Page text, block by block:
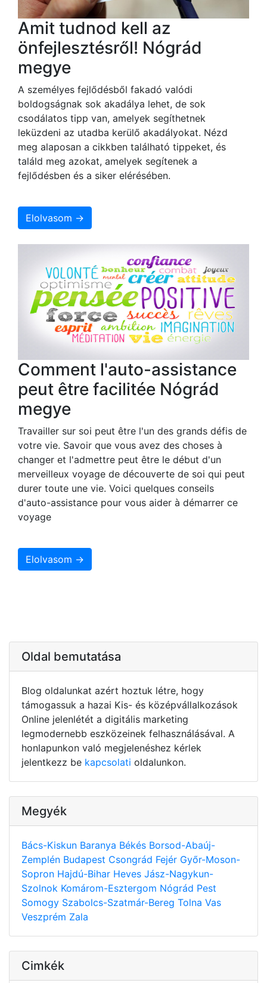
Amit tudnod kell az
önfejlesztésről! Nógrád
megye
A személyes fejlődésből fakadó valódi
boldogságnak sok akadálya lehet, de sok
csodálatos tipp van, amelyek segíthetnek
leküzdeni az utadba kerülő akadályokat. Nézd
meg alaposan a cikkben található tippeket, és
találd meg azokat, amelyek segítenek a
fejlődésben és a siker elérésében.
Elolvasom →
Comment l'auto-assistance
peut être facilitée Nógrád
megye
Travailler sur soi peut être l'un des grands défis de
votre vie. Savoir que vous avez des choses à
changer et l'admettre peut être le début d'un
merveilleux voyage de découverte de soi qui peut
durer toute une vie. Voici quelques conseils
d'auto-assistance pour vous aider à démarrer ce
voyage
Elolvasom →
Oldal bemutatása
Blog oldalunkat azért hoztuk létre, hogy
támogassuk a hazai Kis- és középvállalkozások
Online jelenlétét a digitális marketing
legmodernebb eszközeinek felhasználásával. A
honlapunkon való megjelenéshez kérlek
jelentkezz be kapcsolati oldalunkon.
Megyék
Bács-Kiskun Baranya Békés Borsod-Abaúj-
Zemplén Budapest Csongrád Fejér Győr-Moson-
Sopron Hajdú-Bihar Heves Jász-Nagykun-
Szolnok Komárom-Esztergom Nógrád Pest
Somogy Szabolcs-Szatmár-Bereg Tolna Vas
Veszprém Zala
Cimkék